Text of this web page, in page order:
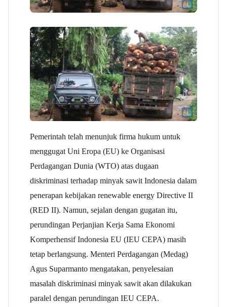
Pemerintah telah menunjuk firma hukum untuk
menggugat Uni Eropa (EU) ke Organisasi
Perdagangan Dunia (WTO) atas dugaan
diskriminasi terhadap minyak sawit Indonesia dalam
penerapan kebijakan renewable energy Directive II
(RED II). Namun, sejalan dengan gugatan itu,
perundingan Perjanjian Kerja Sama Ekonomi
Komperhensif Indonesia EU (IEU CEPA) masih
tetap berlangsung. Menteri Perdagangan (Medag)
Agus Suparmanto mengatakan, penyelesaian
masalah diskriminasi minyak sawit akan dilakukan
paralel dengan perundingan IEU CEPA.